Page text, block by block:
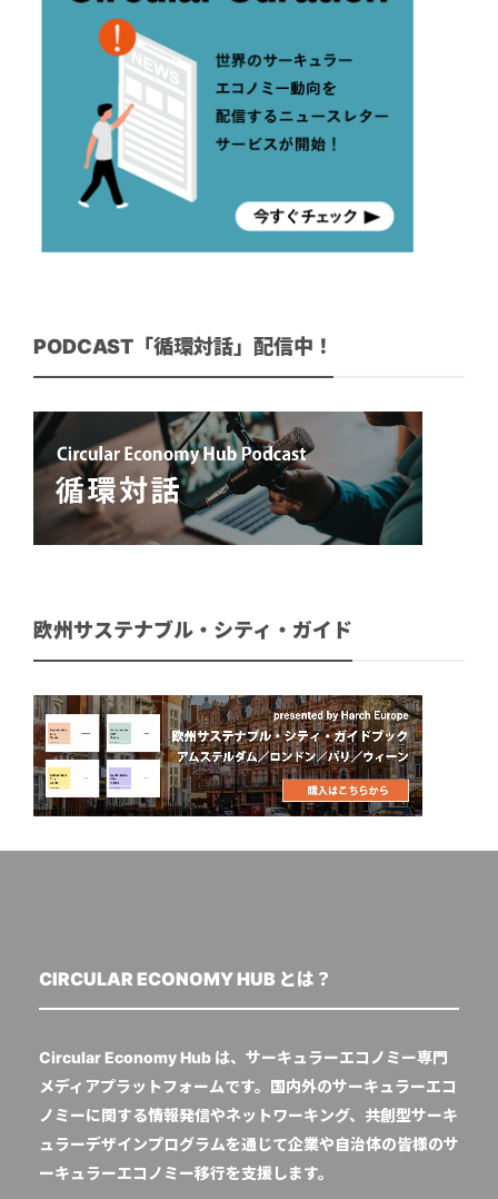
PODCAST「循環対話」配信中！
欧州サステナブル・シティ・ガイド
CIRCULAR ECONOMY HUB とは？
Circular Economy Hub は、サーキュラーエコノミー専門
メディアプラットフォームです。国内外のサーキュラーエコ
ノミーに関する情報発信やネットワーキング、共創型サーキ
ュラーデザインプログラムを通じて企業や自治体の皆様のサ
ーキュラーエコノミー移行を支援します。